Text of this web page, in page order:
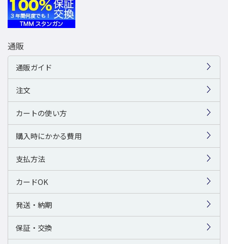
通販
通販ガイド
注文
カートの使い方
購入時にかかる費用
支払方法
カードOK
発送・納期
保証・交換